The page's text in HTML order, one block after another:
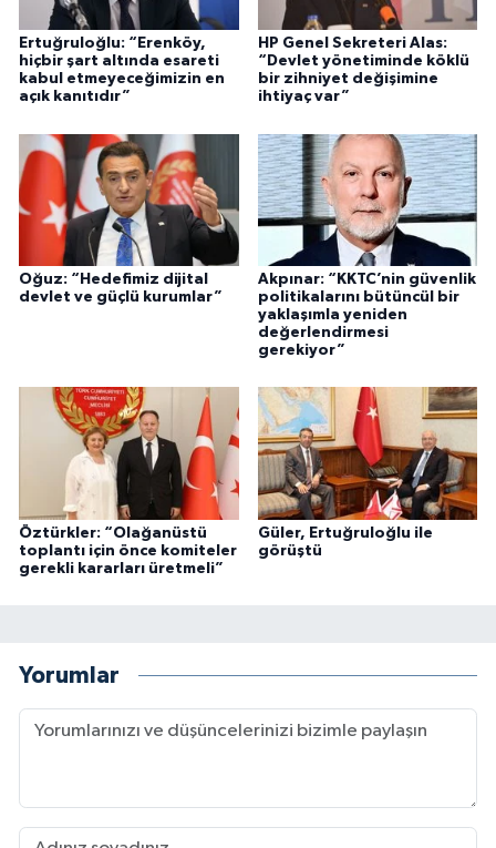
Ertuğruloğlu: “Erenköy,
hiçbir şart altında esareti
kabul etmeyeceğimizin en
açık kanıtıdır”
HP Genel Sekreteri Alas:
“Devlet yönetiminde köklü
bir zihniyet değişimine
ihtiyaç var”
Oğuz: “Hedefimiz dijital
devlet ve güçlü kurumlar”
Akpınar: “KKTC’nin güvenlik
politikalarını bütüncül bir
yaklaşımla yeniden
değerlendirmesi
gerekiyor”
Öztürkler: “Olağanüstü
toplantı için önce komiteler
gerekli kararları üretmeli”
Güler, Ertuğruloğlu ile
görüştü
Yorumlar